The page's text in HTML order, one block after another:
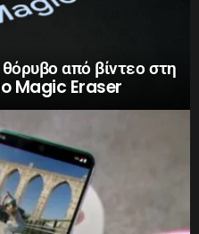
από βίντεο στη
Magic Eraser